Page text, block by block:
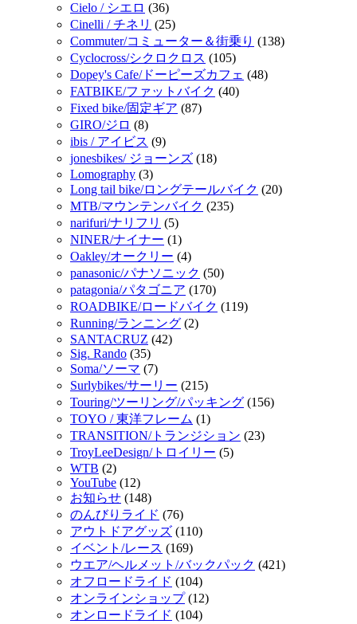
Cielo / シエロ (36)
Cinelli / チネリ (25)
Commuter/コミューター＆街乗り (138)
Cyclocross/シクロクロス (105)
Dopey's Cafe/ドーピーズカフェ (48)
FATBIKE/ファットバイク (40)
Fixed bike/固定ギア (87)
GIRO/ジロ (8)
ibis / アイビス (9)
jonesbikes/ ジョーンズ (18)
Lomography (3)
Long tail bike/ロングテールバイク (20)
MTB/マウンテンバイク (235)
narifuri/ナリフリ (5)
NINER/ナイナー (1)
Oakley/オークリー (4)
panasonic/パナソニック (50)
patagonia/パタゴニア (170)
ROADBIKE/ロードバイク (119)
Running/ランニング (2)
SANTACRUZ (42)
Sig. Rando (35)
Soma/ソーマ (7)
Surlybikes/サーリー (215)
Touring/ツーリング/パッキング (156)
TOYO / 東洋フレーム (1)
TRANSITION/トランジション (23)
TroyLeeDesign/トロイリー (5)
WTB (2)
YouTube (12)
お知らせ (148)
のんびりライド (76)
アウトドアグッズ (110)
イベント/レース (169)
ウエア/ヘルメット/バックパック (421)
オフロードライド (104)
オンラインショップ(12)
オンロードライド (104)